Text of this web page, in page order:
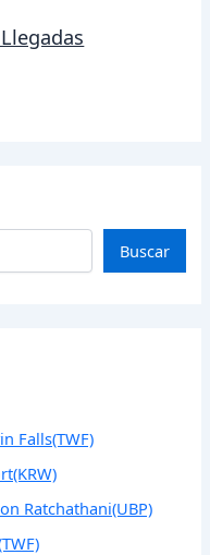
Buscar
Falls(TWF)
Ratchathani(UBP)